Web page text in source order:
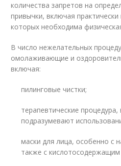
количества запретов на
привычки, включая
которых необходима
В число нежелательных
омолаживающие и
включая:
пилинговые чистки;
терапевтические
подразумевают
маски для лица, особенно с
также с